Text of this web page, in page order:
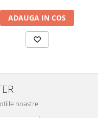
ADAUGA IN COS
noastre